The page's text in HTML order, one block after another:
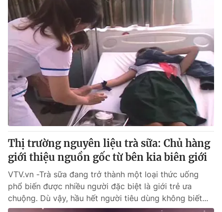
Thị trường nguyên liệu trà sữa: Chủ hàng
giới thiệu nguồn gốc từ bên kia biên giới
VTV.vn -Trà sữa đang trở thành một loại thức uống
phổ biến được nhiều người đặc biệt là giới trẻ ưa
chuộng. Dù vậy, hầu hết người tiêu dùng không biết...